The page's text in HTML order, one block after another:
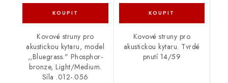
Kovové struny pro
akustickou kytaru, model
,,Bluegrass." Phosphor-
bronze, Light/Medium.
Síla .012-.056
Kovové struny pro
akustickou kytaru. Tvrdé
pnutí 14/59